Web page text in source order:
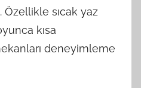
Özellikle sıcak yaz
kısa
deneyimleme